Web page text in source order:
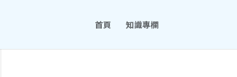
首頁 知識專欄